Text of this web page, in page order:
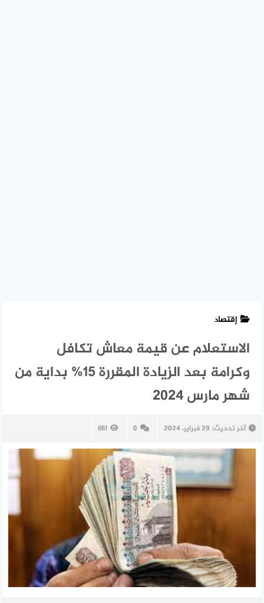
إقتصاد
الاستعلام عن قيمة معاش تكافل
وكرامة بعد الزيادة المقررة 15% بداية من
شهر مارس 2024
آخر تحديث: 29 فبراير، 2024 0
661